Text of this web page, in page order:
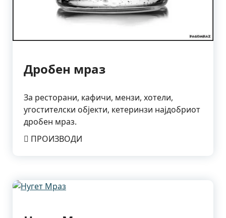
Дробен мраз
За ресторани, кафичи, мензи, хотели,
угостителски објекти, кетеринзи најдобриот
дробен мраз.
ПРОИЗВОДИ